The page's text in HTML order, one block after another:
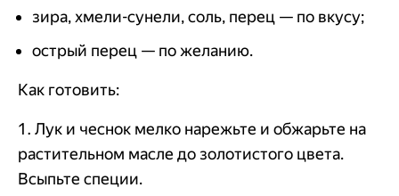
зира, хмели-сунели, соль, перец — по вкусу;
острый перец — по желанию.
Как готовить:
1. Лук и чеснок мелко нарежьте и обжарьте на
растительном масле до золотистого цвета.
Всыпьте специи.